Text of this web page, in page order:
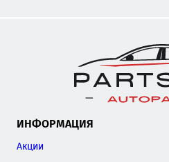
ИНФОРМАЦИЯ
Акции